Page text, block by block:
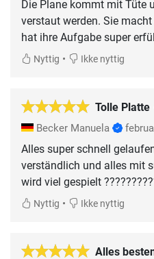
Die Plane kommt mit Tüte
verstaut werden. Sie
hat ihre Aufgabe super
Nyttig • Ikke nyttig
Tolle
Becker Manuela
Alles super schnell
verständlich und alles mit
wird viel gespielt
Nyttig • Ikke nyttig
Alles